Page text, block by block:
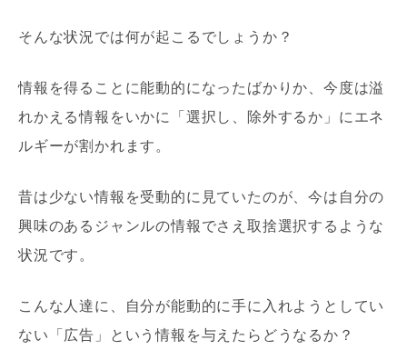
そんな状況では何が起こるでしょうか？
情報を得ることに能動的になったばかりか、今度は溢
れかえる情報をいかに「選択し、除外するか」にエネ
ルギーが割かれます。
昔は少ない情報を受動的に見ていたのが、今は自分の
興味のあるジャンルの情報でさえ取捨選択するような
状況です。
こんな人達に、自分が能動的に手に入れようとしてい
ない「広告」という情報を与えたらどうなるか？